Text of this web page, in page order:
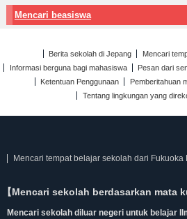
Mencari beasiswa
Berita sekolah di Jepang
Mencari
Informasi berguna bagi mahasiswa
Pesan dari
Ketentuan Penggunaan
Pemberitahuan
Tentang lingkungan yang
Mencari tempat belajar sekolah dari Fukuoka
【Mencari sekolah berdasarkan mata
Mencari sekolah diluar negeri untuk belajar